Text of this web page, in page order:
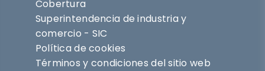
Cobertura
Superintendencia de industria y
comercio - SIC
Política de cookies
Términos y condiciones del sitio web